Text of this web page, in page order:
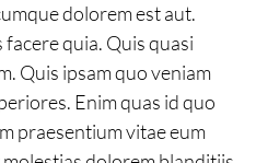
dolorem est aut.
quia. Quis quasi
Quis ipsam quo veniam
Enim quas id quo
praesentium vitae eum